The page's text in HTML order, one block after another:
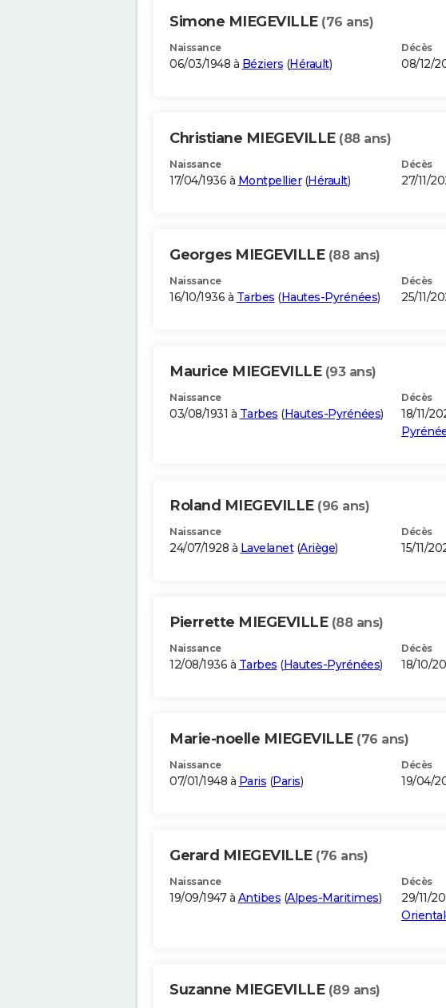
Simone MIEGEVILLE (76 ans)
Naissance
06/03/1948 à Béziers (Hérault)
Décès
08/12/
Christiane MIEGEVILLE (88 ans)
Naissance
17/04/1936 à Montpellier(Hérault)
Décès
27/11/
Georges MIEGEVILLE (88 ans)
Naissance
16/10/1936 à Tarbes (Hautes-Pyrénées)
Décès
25/11/
Maurice MIEGEVILLE (93 ans)
Naissance
03/08/1931 à Tarbes (Hautes-Pyrénées)
Décès
18/11/
Roland MIEGEVILLE (96 ans)
Naissance
24/07/1928 à Lavelanet(Ariège)
Décès
15/11/
Pierrette MIEGEVILLE (88 ans)
Naissance
12/08/1936 à Tarbes (Hautes-Pyrénées)
Décès
18/10/
Marie-noelle MIEGEVILLE (76 ans)
Naissance
07/01/1948 à Paris (Paris)
Décès
19/04/
Gerard MIEGEVILLE (76 ans)
Naissance
19/09/1947 à Antibes (Alpes-Maritimes)
Décès
29/11/
Suzanne MIEGEVILLE (89 ans)